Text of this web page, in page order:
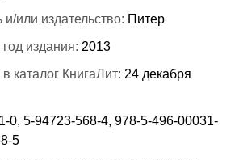
или издательство: Питер
издания: 2013
каталог КнигаЛит: 24 декабря
0, 5-94723-568-4, 978-5-496-00031-
5